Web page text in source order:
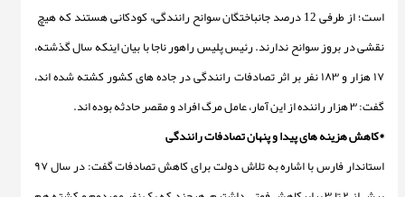
است؛ از طرفی 12 درصد جانباختگان سوانح رانندگی، کودکانی هستند که هیچ
نقشی در بروز سوانح ندارند. رئیس پلیس راهور ناجا با بیان اینکه سال گذشته،
۱۷ هزار و ۱۸۳ نفر بر اثر تصادفات رانندگی در جاده های کشور کشته شده اند،
گفت: ۳ هزار راننده از این آمار، عامل مرگ افراد و مقصر حادثه بوده اند.
*کاهش هزینه های پیدا و پنهان تصادفات رانندگی
استاندار فارس با اشاره به تلاش دولت برای کاهش تصادفات گفت: در سال ۹۷